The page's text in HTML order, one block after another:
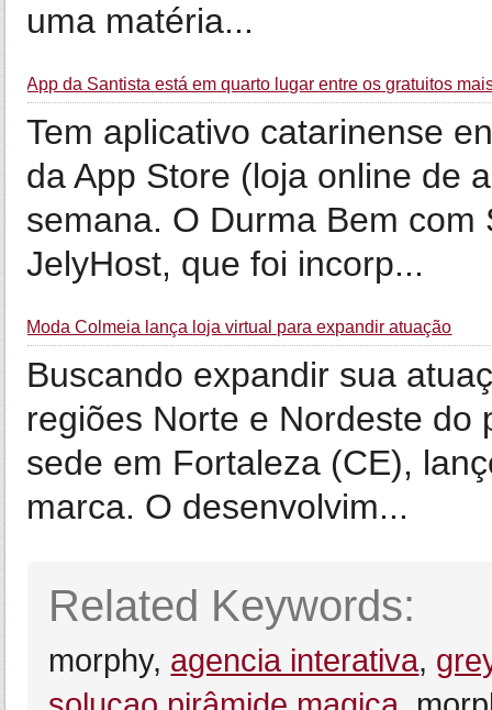
uma matéria...
App da Santista está em quarto lugar entre os gratuitos
Tem aplicativo catarinense
da App Store (loja online de
semana. O Durma Bem
JelyHost, que foi incorp...
Moda Colmeia lança loja virtual para expandir atuação
Buscando expandir sua
regiões Norte e Nordeste
sede em Fortaleza (CE),
marca. O desenvolvim...
Related Keywords:
morphy, agencia interativa,